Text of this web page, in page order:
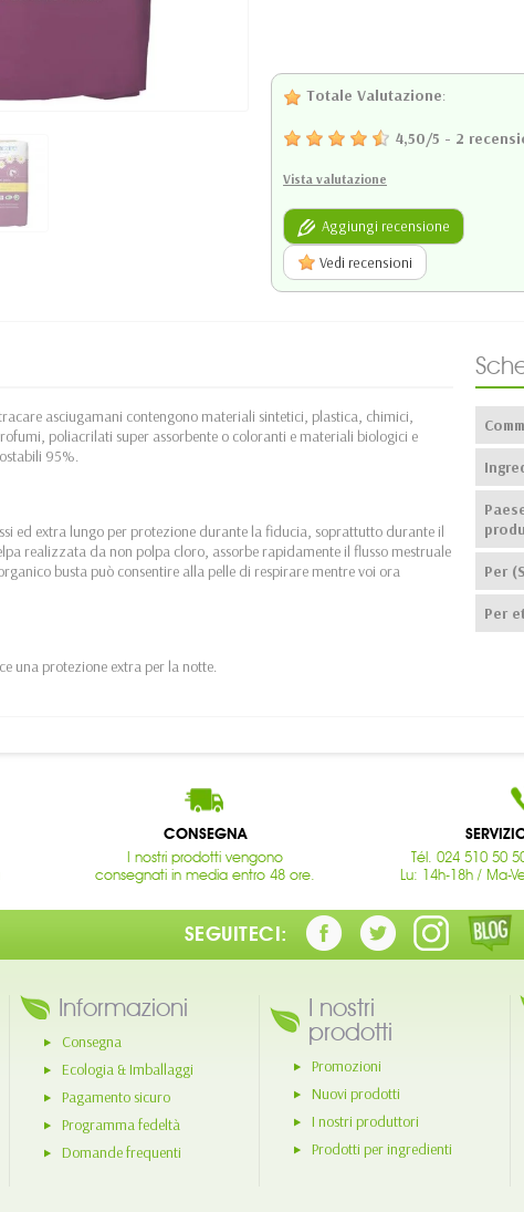
Totale Valutazione:
4,50/5 - 2
Vista valutazione
Aggiungi recensione
Vedi recensioni
asciugamani contengono materiali sintetici, plastica, chimici,
poliacrilati super assorbente o coloranti e materiali biologici e
95%.
ed extra lungo per protezione durante la fiducia, soprattutto durante il
realizzata da non polpa cloro, assorbe rapidamente il flusso mestruale
busta può consentire alla pelle di respirare mentre voi ora
una protezione extra per la notte.
Per
Per
CONSEGNA
I nostri prodotti vengono
consegnati in media entro 48 ore.
Tél. 024 510 50
Lu: 14h-18h / Ma-
SEGUITECI:
Informazioni
Consegna
Ecologia & Imballaggi
Pagamento sicuro
Programma fedeltà
Domande frequenti
I nostri
prodotti
Promozioni
Nuovi prodotti
I nostri produttori
Prodotti per ingredienti